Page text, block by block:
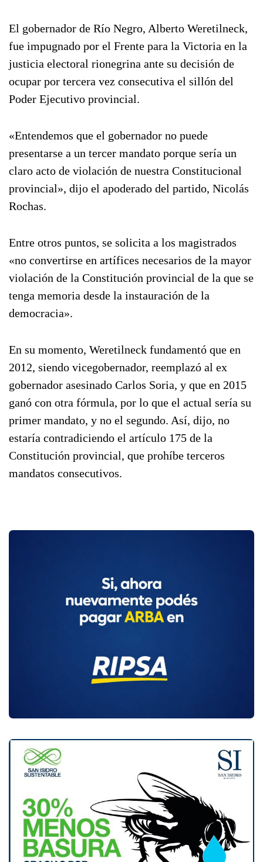
El gobernador de Río Negro, Alberto Weretilneck,
fue impugnado por el Frente para la Victoria en la
justicia electoral rionegrina ante su decisión de
ocupar por tercera vez consecutiva el sillón del
Poder Ejecutivo provincial.
«Entendemos que el gobernador no puede
presentarse a un tercer mandato porque sería un
claro acto de violación de nuestra Constitucional
provincial», dijo el apoderado del partido, Nicolás
Rochas.
Entre otros puntos, se solicita a los magistrados
«no convertirse en artífices necesarios de la mayor
violación de la Constitución provincial de la que se
tenga memoria desde la instauración de la
democracia».
En su momento, Weretilneck fundamentó que en
2012, siendo vicegobernador, reemplazó al ex
gobernador asesinado Carlos Soria, y que en 2015
ganó con otra fórmula, por lo que el actual sería su
primer mandato, y no el segundo. Así, dijo, no
estaría contradiciendo el artículo 175 de la
Constitución provincial, que prohíbe terceros
mandatos consecutivos.